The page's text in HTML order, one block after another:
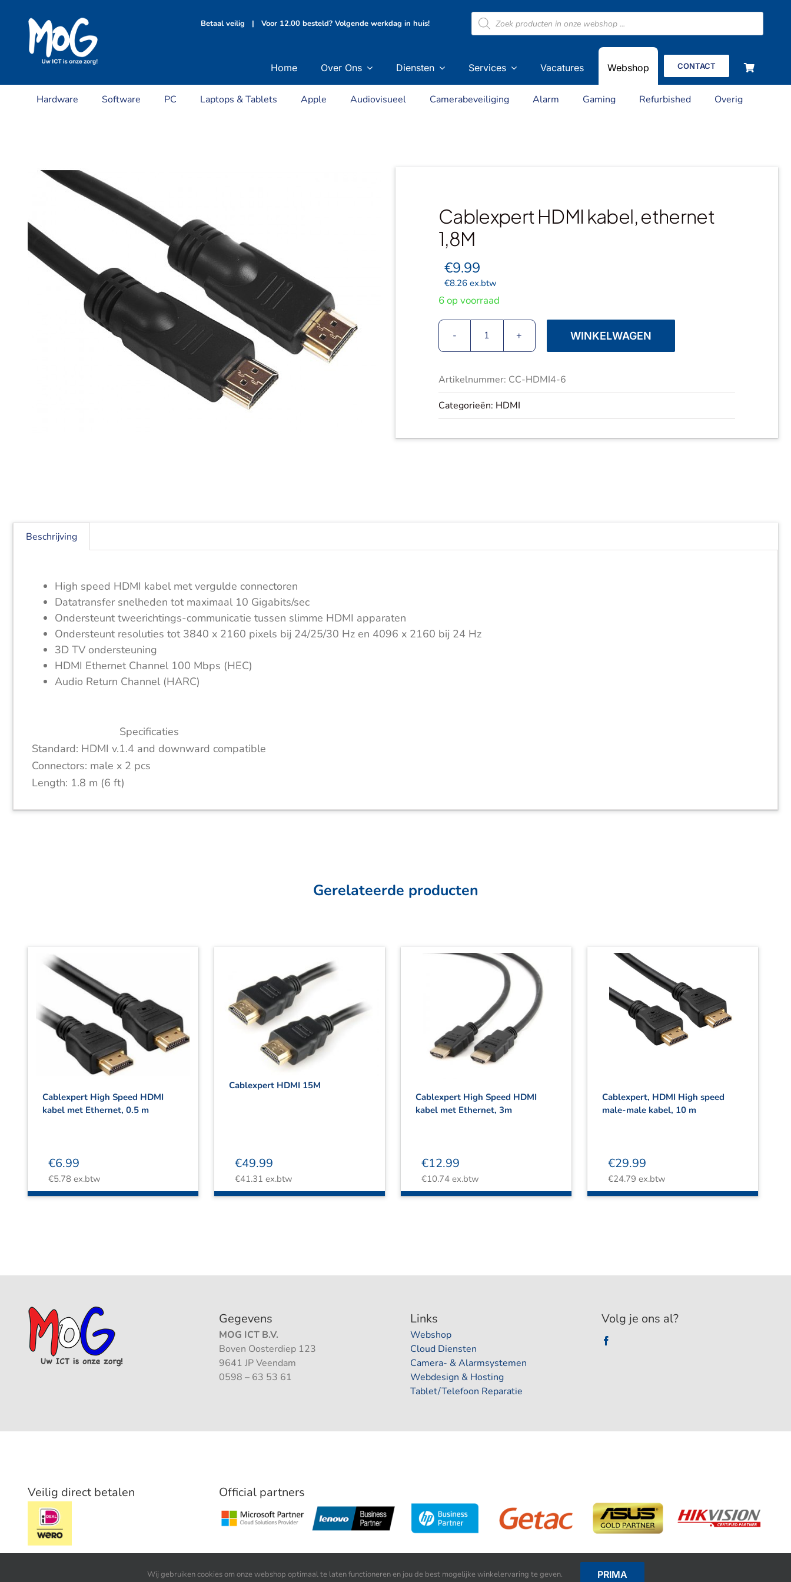
Betaal veilig | Voor 12.00 besteld? Volgende werkdag in huis!
Producten
zoeken
Home Over Ons Diensten Services Vacatures Webshop CONTACT
Hardware Software PC Laptops & Tablets Apple Audiovisueel Camerabeveiliging Alarm Gaming Refurbished Overig
Cablexpert HDMI kabel, ethernet
1,8M
€9.99
€8.26ex.btw
6 op voorraad
Cablexpert
HDMI
ethernet
1,8M
aantal
WINKELWAGEN
Artikelnummer: CC-HDMI4-6
Categorieën: HDMI
Beschrijving
High speed HDMI kabel met vergulde connectoren
Datatransfer snelheden tot maximaal 10 Gigabits/sec
Ondersteunt tweerichtings-communicatie tussen slimme HDMI apparaten
Ondersteunt resoluties tot 3840 x 2160 pixels bij 24/25/30 Hz en 4096 x 2160 bij 24 Hz
3D TV ondersteuning
HDMI Ethernet Channel 100 Mbps (HEC)
Audio Return Channel (HARC)
Specificaties
Standard: HDMI v.1.4 and downward compatible
Connectors: male x 2 pcs
Length: 1.8 m (6 ft)
Gerelateerde producten
Cablexpert High Speed HDMI
kabel met Ethernet, 0.5 m
€6.99
€5.78ex.btw
Cablexpert HDMI 15M
€49.99
€41.31 ex.btw
Cablexpert High Speed HDMI
kabel met Ethernet, 3m
€12.99
€10.74ex.btw
Cablexpert, HDMI High speed
male-male kabel, 10 m
€29.99
€24.79 ex.btw
Gegevens
MOG ICT B.V.
Boven Oosterdiep 123
9641 JP Veendam
0598 – 63 53 61
Links
Webshop
Cloud Diensten
Camera- & Alarmsystemen
Webdesign & Hosting
Tablet/Telefoon Reparatie
Volg je ons al?
Veilig direct betalen Official partners
Wij gebruiken cookies om onze webshop optimaal te laten functioneren en jou de best mogelijke winkelervaring te geven. PRIMA